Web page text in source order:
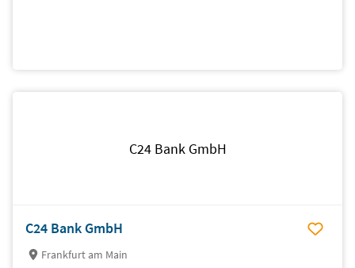
C24 Bank GmbH
C24 Bank GmbH
Frankfurt am Main